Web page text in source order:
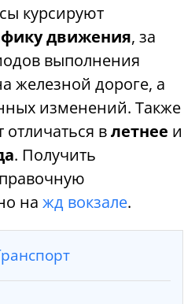
курсируют
движения, за
выполнения
железной дороге, а
изменений. Также
отличаться влетнее и
. Получить
на жд вокзале.